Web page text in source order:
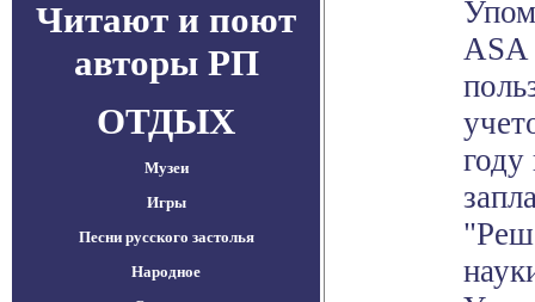
Читают и поют
авторы РП
ОТДЫХ
Музеи
Игры
Песни русского застолья
Народное
ASA